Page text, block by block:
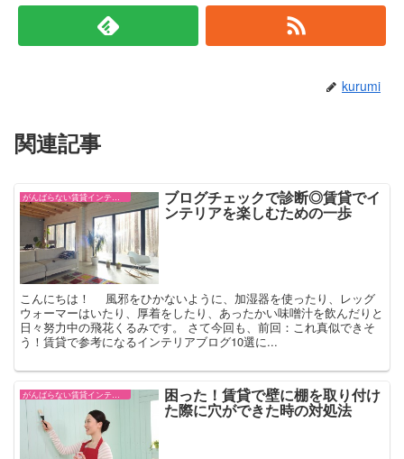
kurumi
関連記事
がんばらない賃貸インテリア ブログチェックで診断◎賃貸でイ
ンテリアを楽しむための一歩
こんにちは！ 風邪をひかないように、加湿器を使ったり、レッグ
ウォーマーはいたり、厚着をしたり、あったかい味噌汁を飲んだりと
日々努力中の飛花くるみです。 さて今回も、前回：これ真似できそ
う！賃貸で参考になるインテリアブログ10選に...
がんばらない賃貸インテリア 困った！賃貸で壁に棚を取り付け
た際に穴ができた時の対処法